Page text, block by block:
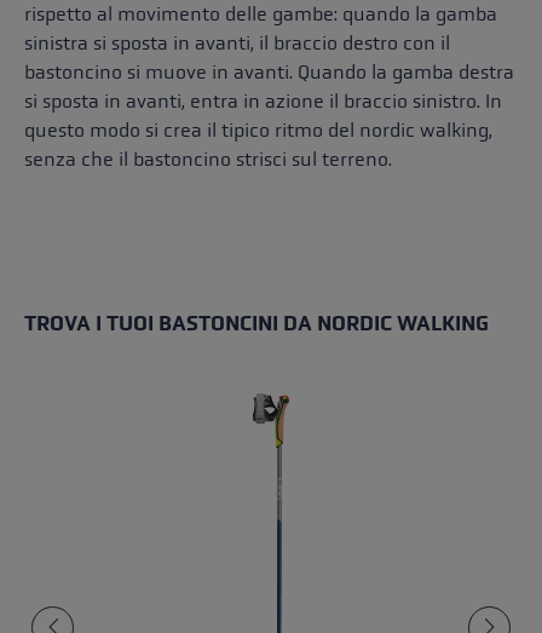
rispetto al movimento delle gambe: quando la gamba
sinistra si sposta in avanti, il braccio destro con il
bastoncino si muove in avanti. Quando la gamba destra
si sposta in avanti, entra in azione il braccio sinistro. In
questo modo si crea il tipico ritmo del nordic walking,
senza che il bastoncino strisci sul terreno.
TROVA I TUOI BASTONCINI DA NORDIC WALKING